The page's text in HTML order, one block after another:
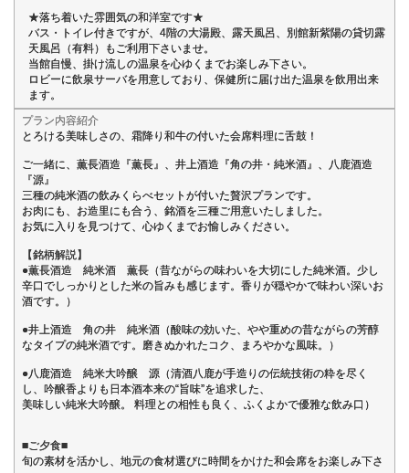
★落ち着いた雰囲気の和洋室です★
バス・トイレ付きですが、4階の大湯殿、露天風呂、別館新紫陽の貸切露
天風呂（有料）もご利用下さいませ。
当館自慢、掛け流しの温泉を心ゆくまでお楽しみ下さい。
ロビーに飲泉サーバを用意しており、保健所に届け出た温泉を飲用出来
ます。
プラン内容紹介
とろける美味しさの、霜降り和牛の付いた会席料理に舌鼓！
ご一緒に、薫長酒造『薫長』、井上酒造『角の井・純米酒』、八鹿酒造
『源』
三種の純米酒の飲みくらべセットが付いた贅沢プランです。
お肉にも、お造里にも合う、銘酒を三種ご用意いたしました。
お気に入りを見つけて、心ゆくまでお愉しみください。
【銘柄解説】
●薫長酒造 純米酒 薫長（昔ながらの味わいを大切にした純米酒。少し
辛口でしっかりとした米の旨みも感じます。香りが穏やかで味わい深いお
酒です。）
●井上酒造 角の井 純米酒（酸味の効いた、やや重めの昔ながらの芳醇
なタイプの純米酒です。磨きぬかれたコク、まろやかな風味。）
●八鹿酒造 純米大吟醸 源（清酒八鹿が手造りの伝統技術の粋を尽く
し、吟醸香よりも日本酒本来の“旨味”を追求した、
美味しい純米大吟醸。 料理との相性も良く、ふくよかで優雅な飲み口）
■ご夕食■
旬の素材を活かし、地元の食材選びに時間をかけた和会席をお楽しみ下さ